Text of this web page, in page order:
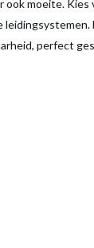
ook moeite.
perfect